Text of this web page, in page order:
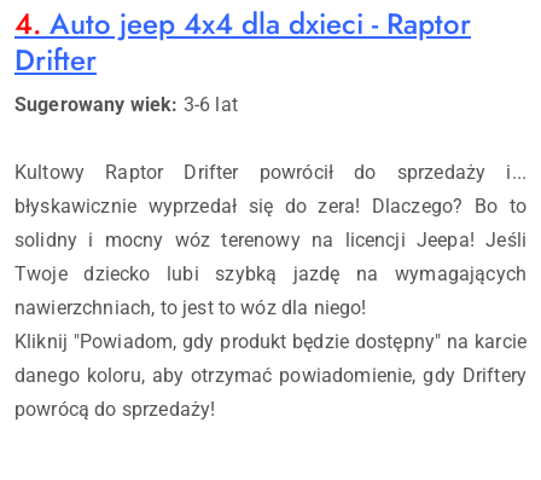
4. Auto jeep 4x4 dla dxieci - Raptor
Drifter
Sugerowany wiek: 3-6 lat
Kultowy Raptor Drifter powrócił do sprzedaży i...
błyskawicznie wyprzedał się do zera! Dlaczego? Bo to
solidny i mocny wóz terenowy na licencji Jeepa! Jeśli
Twoje dziecko lubi szybką jazdę na wymagających
nawierzchniach, to jest to wóz dla niego!
Kliknij "Powiadom, gdy produkt będzie dostępny" na karcie
danego koloru, aby otrzymać powiadomienie, gdy Driftery
powrócą do sprzedaży!